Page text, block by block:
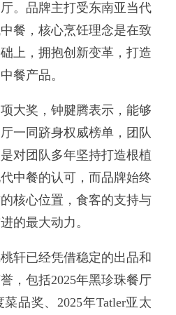
。品牌主打受东南亚当代
餐，核心烹饪理念是在致
上，拥抱创新变革，打造
餐产品。
大奖，钟腱腾表示，能够
一同跻身权威榜单，团队
对团队多年坚持打造根植
中餐的认可，而品牌始终
核心位置，食客的支持与
的最大动力。
轩已经凭借稳定的出品和
，包括2025年黑珍珠餐厅
品奖、2025年Tatler亚太